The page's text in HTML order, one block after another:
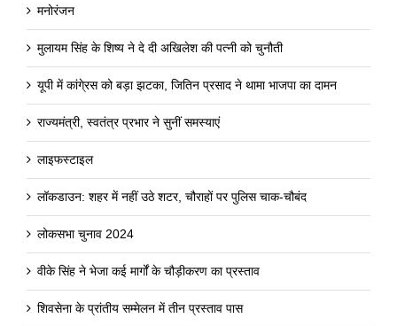
मनोरंजन
मुलायम सिंह के शिष्य ने दे दी अखिलेश की पत्नी को चुनौती
यूपी में कांगे्रस को बड़ा झटका, जितिन प्रसाद ने थामा भाजपा का दामन
राज्यमंत्री, स्वतंत्र प्रभार ने सुनीं समस्याएं
लाइफस्टाइल
लॉकडाउन: शहर में नहीं उठे शटर, चौराहों पर पुलिस चाक-चौबंद
लोकसभा चुनाव 2024
वीके सिंह ने भेजा कई मार्गों के चौड़ीकरण का प्रस्ताव
शिवसेना के प्रांतीय सम्मेलन में तीन प्रस्ताव पास